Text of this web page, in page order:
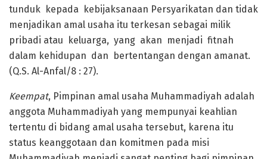
tunduk kepada kebijaksanaan Persyarikatan dan tidak
menjadikan amal usaha itu terkesan sebagai milik
pribadi atau keluarga, yang akan menjadi fitnah
dalam kehidupan dan bertentangan dengan amanat.
(Q.S. Al-Anfal/8 : 27).
Keempat, Pimpinan amal usaha Muhammadiyah adalah
anggota Muhammadiyah yang mempunyai keahlian
tertentu di bidang amal usaha tersebut, karena itu
status keanggotaan dan komitmen pada misi